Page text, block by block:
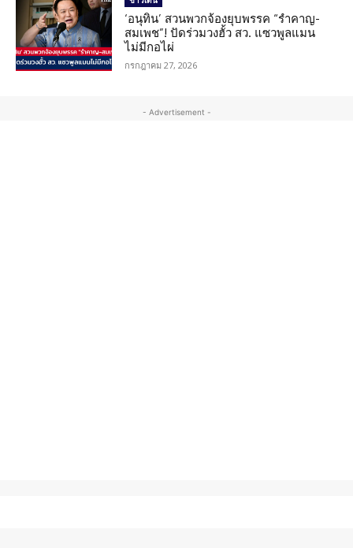
‘อนุทิน’ สวนพวกจ้องยุบพรรค “รำคาญ-
สมเพช”! ปัดร่วมวงฮั้ว สว. แซวพูลแมน
ไม่มีกอไผ่
กรกฎาคม 27, 2026
- Advertisement -